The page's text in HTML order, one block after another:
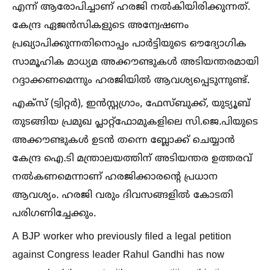
എന്ന് ആരോപിച്ചാണ് ഹരജി നല്‍കിയിരിക്കുന്നത്.
കേന്ദ്ര ഏജൻസികളുടെ അന്വേഷണം
പ്രഖ്യാപിക്കുന്നതിനൊപ്പം പാർട്ടിയുടെ ഔദ്യോഗിക
സാമൂഹിക മാധ്യമ അക്കൗണ്ടുകള്‍ അടിയന്തരമായി
റദ്ദാക്കണമെന്നും ഹരജിയില്‍ ആവശ്യപ്പെടുന്നുണ്ട്.
എക്സ് (ട്വിറ്റർ), ഇൻസ്റ്റഗ്രാം, ഫേസ്ബുക്ക്, യുട്യൂബ്
തുടങ്ങിയ പ്രമുഖ പ്ലാറ്റ്ഫോമുകളിലെ സി.ജെ.പിയുടെ
അക്കൗണ്ടുകള്‍ ഉടൻ തന്നെ ബ്ലോക്ക് ചെയ്യാൻ
കേന്ദ്ര ഐ.ടി മന്ത്രാലയത്തിന് അടിയന്തര ഉത്തരവ്
നല്‍കണമെന്നാണ് ഹരജിക്കാരന്റെ പ്രധാന
ആവശ്യം. ഹരജി വരും ദിവസങ്ങളില്‍ കോടതി
പരിഗണിച്ചേക്കും.
A BJP worker who previously filed a legal petition
against Congress leader Rahul Gandhi has now